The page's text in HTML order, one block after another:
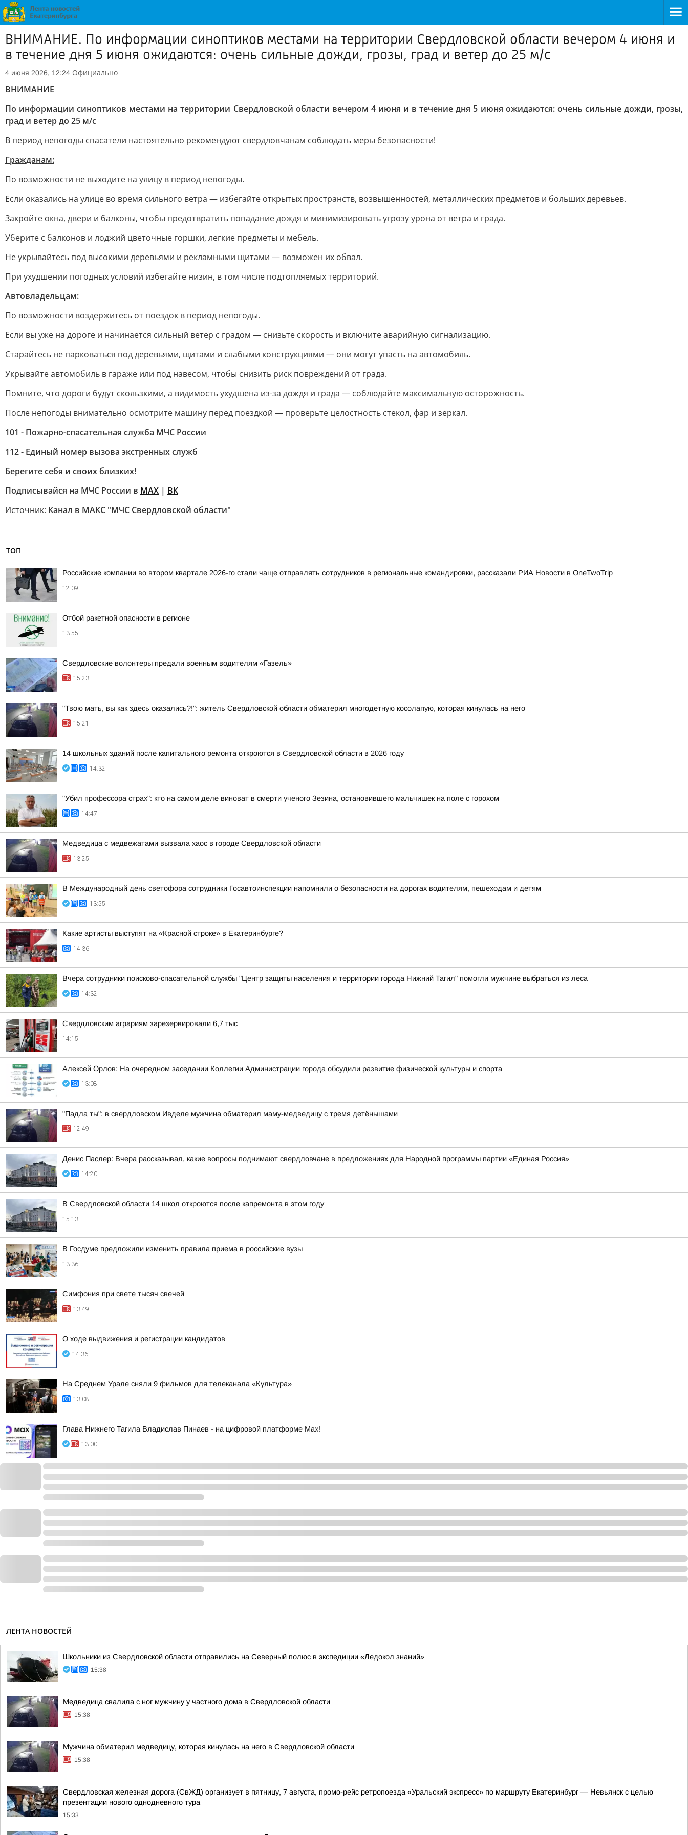
ВНИМАНИЕ. По информации синоптиков местами на территории Свердловской области вечером 4 июня и
в течение дня 5 июня ожидаются: очень сильные дожди, грозы, град и ветер до 25 м/с
4 июня 2026, 12:24 Официально
ВНИМАНИЕ
По информации синоптиков местами на территории Свердловской области вечером 4 июня и в течение дня 5 июня ожидаются: очень сильные дожди, грозы,
град и ветер до 25 м/с
В период непогоды спасатели настоятельно рекомендуют свердловчанам соблюдать меры безопасности!
Гражданам:
По возможности не выходите на улицу в период непогоды.
Если оказались на улице во время сильного ветра — избегайте открытых пространств, возвышенностей, металлических предметов и больших деревьев.
Закройте окна, двери и балконы, чтобы предотвратить попадание дождя и минимизировать угрозу урона от ветра и града.
Уберите с балконов и лоджий цветочные горшки, легкие предметы и мебель.
Не укрывайтесь под высокими деревьями и рекламными щитами — возможен их обвал.
При ухудшении погодных условий избегайте низин, в том числе подтопляемых территорий.
Автовладельцам:
По возможности воздержитесь от поездок в период непогоды.
Если вы уже на дороге и начинается сильный ветер с градом — снизьте скорость и включите аварийную сигнализацию.
Старайтесь не парковаться под деревьями, щитами и слабыми конструкциями — они могут упасть на автомобиль.
Укрывайте автомобиль в гараже или под навесом, чтобы снизить риск повреждений от града.
Помните, что дороги будут скользкими, а видимость ухудшена из-за дождя и града — соблюдайте максимальную осторожность.
После непогоды внимательно осмотрите машину перед поездкой — проверьте целостность стекол, фар и зеркал.
101 - Пожарно-спасательная служба МЧС России
112 - Единый номер вызова экстренных служб
Берегите себя и своих близких!
Подписывайся на МЧС России в MAX | ВК
Источник: Канал в МАКС "МЧС Свердловской области"
ТОП
Российские компании во втором квартале 2026-го стали чаще отправлять сотрудников в региональные командировки, рассказали РИА Новости в OneTwoTrip
12:09
Отбой ракетной опасности в регионе
13:55
Свердловские волонтеры предали военным водителям «Газель»
15:23
"Твою мать, вы как здесь оказались?!": житель Свердловской области обматерил многодетную косолапую, которая кинулась на него
15:21
14 школьных зданий после капитального ремонта откроются в Свердловской области в 2026 году
14:32
"Убил профессора страх": кто на самом деле виноват в смерти ученого Зезина, остановившего мальчишек на поле с горохом
14:47
Медведица с медвежатами вызвала хаос в городе Свердловской области
13:25
В Международный день светофора сотрудники Госавтоинспекции напомнили о безопасности на дорогах водителям, пешеходам и детям
13:55
Какие артисты выступят на «Красной строке» в Екатеринбурге?
14:36
Вчера сотрудники поисково-спасательной службы "Центр защиты населения и территории города Нижний Тагил" помогли мужчине выбраться из леса
14:32
Свердловским аграриям зарезервировали 6,7 тыс
14:15
Алексей Орлов: На очередном заседании Коллегии Администрации города обсудили развитие физической культуры и спорта
13:08
"Падла ты": в свердловском Ивделе мужчина обматерил маму-медведицу с тремя детёнышами
12:49
Денис Паслер: Вчера рассказывал, какие вопросы поднимают свердловчане в предложениях для Народной программы партии «Единая Россия»
14:20
В Свердловской области 14 школ откроются после капремонта в этом году
15:13
В Госдуме предложили изменить правила приема в российские вузы
13:36
Симфония при свете тысяч свечей
13:49
О ходе выдвижения и регистрации кандидатов
14:36
На Среднем Урале сняли 9 фильмов для телеканала «Культура»
13:08
Глава Нижнего Тагила Владислав Пинаев - на цифровой платформе Max!
13:00
ЛЕНТА НОВОСТЕЙ
Школьники из Свердловской области отправились на Северный полюс в экспедиции «Ледокол знаний»
15:38
Медведица свалила с ног мужчину у частного дома в Свердловской области
15:38
Мужчина обматерил медведицу, которая кинулась на него в Свердловской области
15:38
Свердловская железная дорога (СвЖД) организует в пятницу, 7 августа, промо-рейс ретропоезда «Уральский экспресс» по маршруту Екатеринбург — Невьянск с целью
презентации нового однодневного тура
15:33